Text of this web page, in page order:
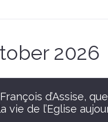
2026
d’Assise,
de l’Eglise